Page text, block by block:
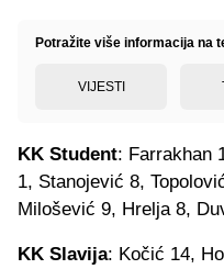
Potražite više informacija na
VIJESTI
KK Student: Farrakhan
1, Stanojević 8,
Milošević 9, Hrelja 8,
KK Slavija: Kočić 14,